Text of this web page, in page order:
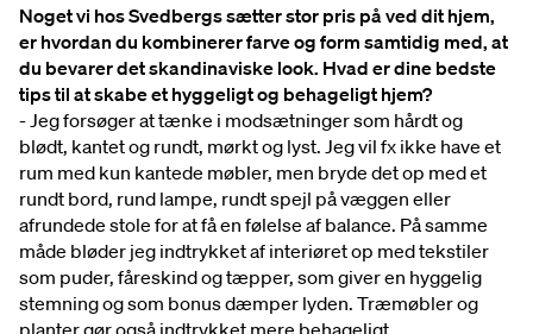
Noget vi hos Svedbergs sætter stor pris på ved dit hjem,
er hvordan du kombinerer farve og form samtidig med, at
du bevarer det skandinaviske look. Hvad er dine bedste
tips til at skabe et hyggeligt og behageligt hjem?
- Jeg forsøger at tænke i modsætninger som hårdt og
blødt, kantet og rundt, mørkt og lyst. Jeg vil fx ikke have et
rum med kun kantede møbler, men bryde det op med et
rundt bord, rund lampe, rundt spejl på væggen eller
afrundede stole for at få en følelse af balance. På samme
måde bløder jeg indtrykket af interiøret op med tekstiler
som puder, fåreskind og tæpper, som giver en hyggelig
stemning og som bonus dæmper lyden. Træmøbler og
planter gør også indtrykket mere behageligt.